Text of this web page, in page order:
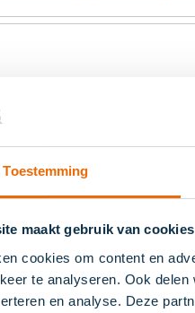
Toestemming
maakt gebruik van cookies
cookies om content en
te analyseren. Ook
en analyse. Deze
voucher